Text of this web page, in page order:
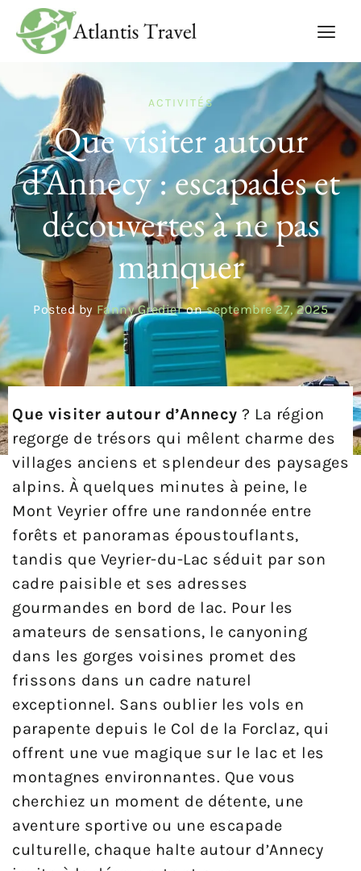
ACTIVITÉS
Que visiter autour
d’Annecy : escapades et
découvertes à ne pas
manquer
Posted by Fanny Gredier on septembre 27, 2025
Que visiter autour d’Annecy ? La région
regorge de trésors qui mêlent charme des
villages anciens et splendeur des paysages
alpins. À quelques minutes à peine, le
Mont Veyrier offre une randonnée entre
forêts et panoramas époustouflants,
tandis que Veyrier-du-Lac séduit par son
cadre paisible et ses adresses
gourmandes en bord de lac. Pour les
amateurs de sensations, le canyoning
dans les gorges voisines promet des
frissons dans un cadre naturel
exceptionnel. Sans oublier les vols en
parapente depuis le Col de la Forclaz, qui
offrent une vue magique sur le lac et les
montagnes environnantes. Que vous
cherchiez un moment de détente, une
aventure sportive ou une escapade
culturelle, chaque halte autour d’Annecy